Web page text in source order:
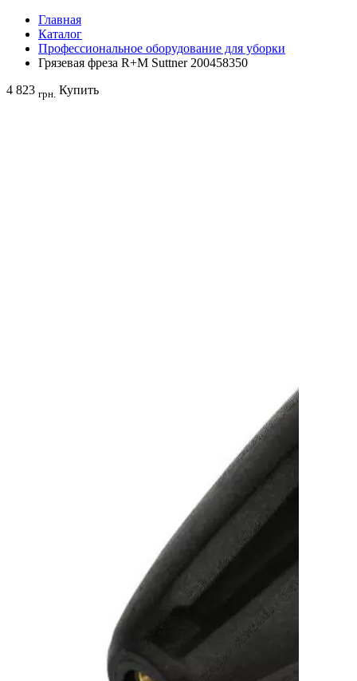
Главная
Каталог
Профессиональное оборудование для уборки
Грязевая фреза R+M Suttner 200458350
4 823 грн. Купить